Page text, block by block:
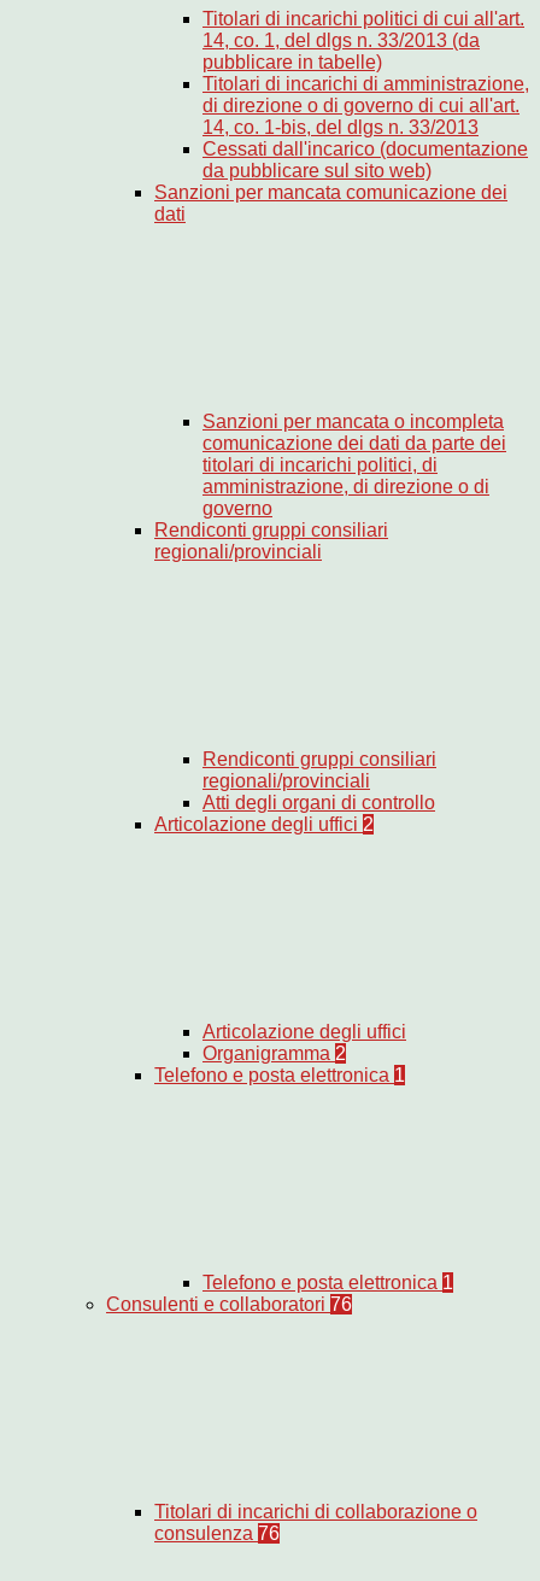
Titolari di incarichi politici di cui all'art.
14, co. 1, del dlgs n. 33/2013 (da
pubblicare in tabelle)
Titolari di incarichi di amministrazione,
di direzione o di governo di cui all'art.
14, co. 1-bis, del dlgs n. 33/2013
Cessati dall'incarico (documentazione
da pubblicare sul sito web)
Sanzioni per mancata comunicazione dei
dati
Sanzioni per mancata o incompleta
comunicazione dei dati da parte dei
titolari di incarichi politici, di
amministrazione, di direzione o di
governo
Rendiconti gruppi consiliari
regionali/provinciali
Rendiconti gruppi consiliari
regionali/provinciali
Atti degli organi di controllo
Articolazione degli uffici 2
Articolazione degli uffici
Organigramma 2
Telefono e posta elettronica 1
Telefono e posta elettronica 1
Consulenti e collaboratori 76
Titolari di incarichi di collaborazione o
consulenza 76